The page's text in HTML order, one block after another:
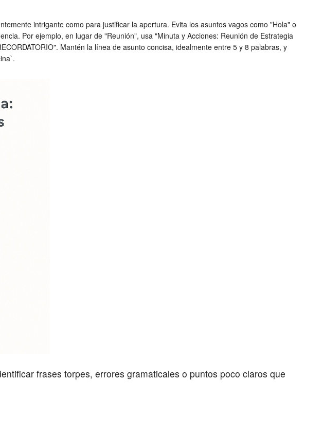
intrigante como para justificar la apertura. Evita los asuntos vagos como "Hola" o
Por ejemplo, en lugar de "Reunión", usa "Minuta y Acciones: Reunión de Estrategia
Mantén la línea de asunto concisa, idealmente entre 5 y 8 palabras, y
frases torpes, errores gramaticales o puntos poco claros que